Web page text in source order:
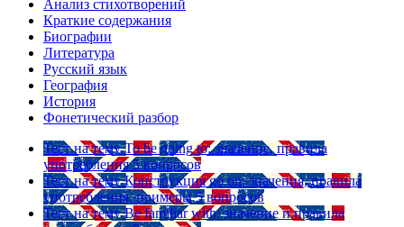
Анализ стихотворений
Краткие содержания
Биографии
Литература
Русский язык
География
История
Фонетический разбор
Тест на тему To be going to: значение, правила
употребления 5 вопросов
Тест на тему Конструкция go on: значения, правила
употребления, примеры 5 вопросов
Тест на тему Be familiar with: значение и правила